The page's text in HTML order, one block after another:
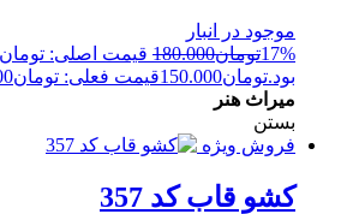
موجود در انبار
17%تومان180.000
بود.تومان150.000قیمت فعلی: تومان150.000.
میراث هنر
بستن
فروش ویژه
کشو قاب کد 357